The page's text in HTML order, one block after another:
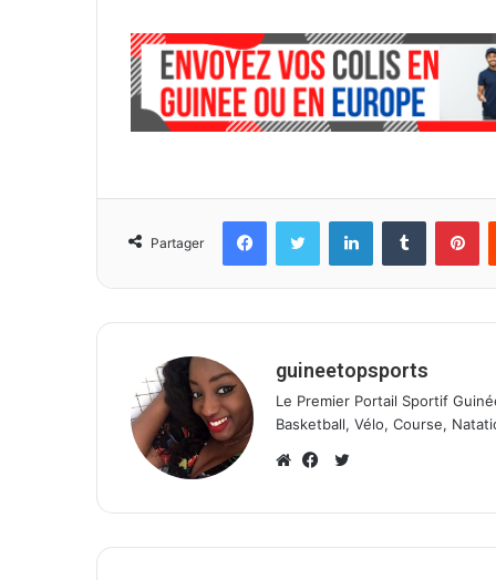
Partager
guineetopsports
Le Premier Portail Sportif
Basketball, Vélo, Course,
e
a
i